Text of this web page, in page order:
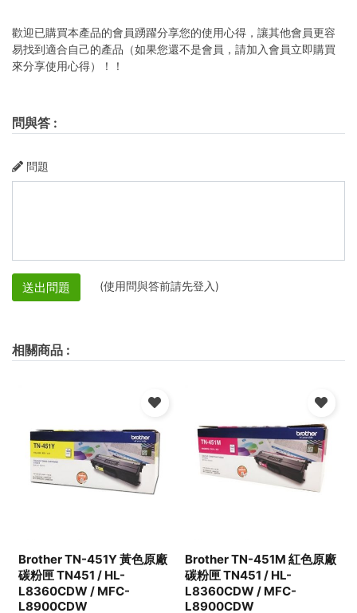
歡迎已購買本產品的會員踴躍分享您的使用心得，讓其他會員更容
易找到適合自己的產品（如果您還不是會員，請加入會員立即購買
來分享使用心得）！！
問與答 :
問題
送出問題 (使用問與答前請先登入)
相關商品 :
Brother TN-451Y 黃色原廠
碳粉匣 TN451 / HL-
L8360CDW / MFC-
L8900CDW
Brother TN-451M 紅色原廠
碳粉匣 TN451 / HL-
L8360CDW / MFC-
L8900CDW